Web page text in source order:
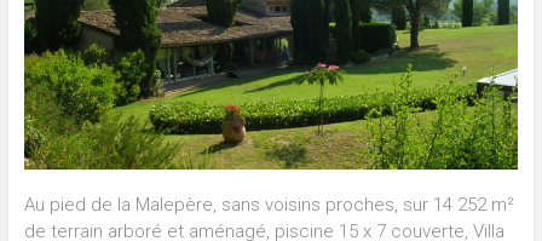
Au pied de la Malepère, sans voisins proches, sur 14 252 m²
de terrain arboré et aménagé, piscine 15 x 7 couverte, Villa